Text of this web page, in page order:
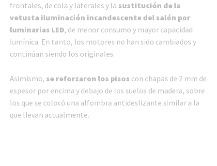
frontales, de cola y laterales y la sustitución de la
vetusta iluminación incandescente del salón por
luminarias LED, de menor consumo y mayor capacidad
lumínica. En tanto, los motores no han sido cambiados y
continúan siendo los originales.
Asimismo, se reforzaron los pisos con chapas de 2 mm de
espesor por encima y debajo de los suelos de madera, sobre
los que se colocó una alfombra antideslizante similar a la
que llevan actualmente.